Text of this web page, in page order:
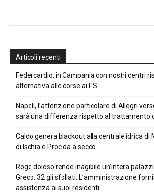
Articoli recenti
Federcardio, in Campania con nostri centri
alternativa alle corse ai PS
Napoli, l’attenzione particolare di Allegri
sarà una differenza rispetto al trattamento
Caldo genera blackout alla centrale idrica di
di Ischia e Procida a secco
Rogo doloso rende inagibile un’intera
Greco: 32 gli sfollati. L’amministrazione
assistenza ai suoi residenti